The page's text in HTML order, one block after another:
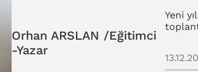
Orhan ARSLAN /Eğitimci
-Yazar
Yeni